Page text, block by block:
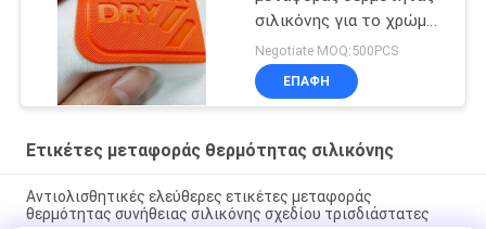
σιλικόνης για το χρώμα
Pantone εμπορικών
σημάτων ιματισμού
Negotiate MOQ:500PCS
ΕΠΑΦΉ
Ετικέτες μεταφοράς θερμότητας σιλικόνης
Αντιολισθητικές ελεύθερες ετικέτες μεταφοράς
θερμότητας συνήθειας σιλικόνης σχεδίου τρισδιάστατες